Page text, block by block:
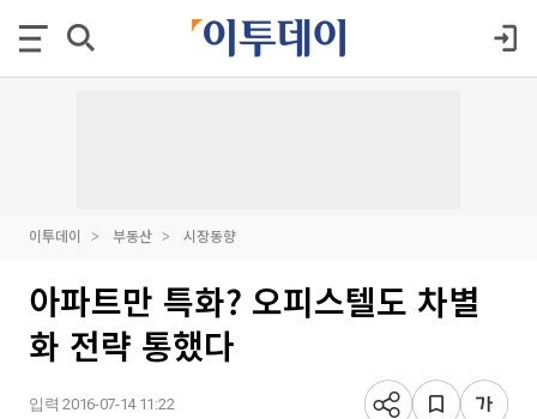
이투데이 부동산 시장동향
아파트만 특화? 오피스텔도 차별
화 전략 통했다
입력 2016-07-14 11:22